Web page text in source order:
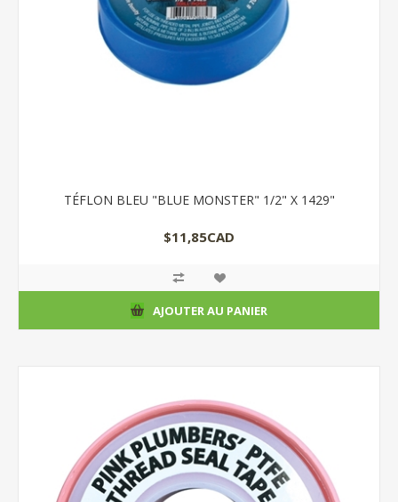
TÉFLON BLEU "BLUE MONSTER" 1/2" X 1429"
$11,85CAD
AJOUTER AU PANIER